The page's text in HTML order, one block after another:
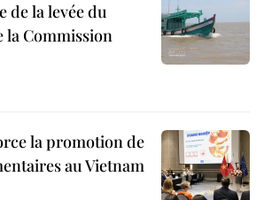
de la levée du
la Commission
la promotion de
au Vietnam